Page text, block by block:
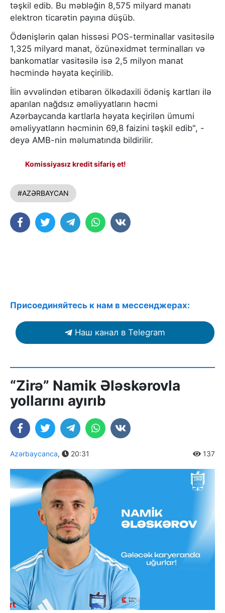
təşkil edib. Bu məbləğin 8,575 milyard manatı
elektron ticarətin payına düşüb.
Ödənişlərin qalan hissəsi POS-terminallar vasitəsilə
1,325 milyard manat, özünəxidmət terminalları və
bankomatlar vasitəsilə isə 2,5 milyon manat
həcmində həyata keçirilib.
İlin əvvəlindən etibarən ölkədaxili ödəniş kartları ilə
aparılan nağdsız əməliyyatların həcmi
Azərbaycanda kartlarla həyata keçirilən ümumi
əməliyyatların həcminin 69,8 faizini təşkil edib", -
deyə AMB-nin məlumatında bildirilir.
Komissiyasız kredit sifariş et!
#AZƏRBAYCAN
Присоединяйтесь к нам в мессенджерах:
Наш канал в Telegram
“Zirə” Namik Ələskərovla
yollarını ayırıb
Azərbaycanca, 20:31 137